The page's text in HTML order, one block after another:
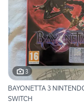
3
BAYONETTA 3
SWITCH